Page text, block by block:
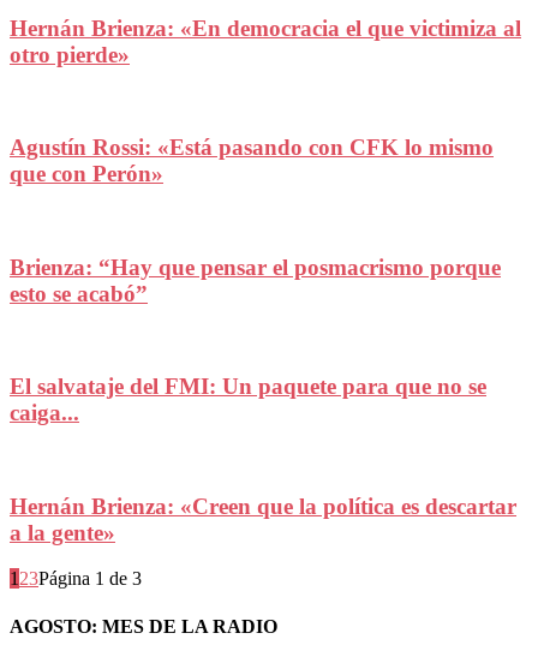
Hernán Brienza: «En democracia el que victimiza al
otro pierde»
Agustín Rossi: «Está pasando con CFK lo mismo
que con Perón»
Brienza: “Hay que pensar el posmacrismo porque
esto se acabó”
El salvataje del FMI: Un paquete para que no se
caiga...
Hernán Brienza: «Creen que la política es descartar
a la gente»
1 23Página 1 de 3
AGOSTO: MES DE LA RADIO